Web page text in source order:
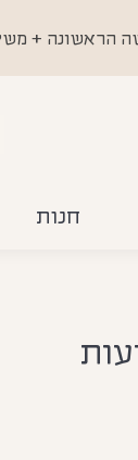
חנות
+ משלוח